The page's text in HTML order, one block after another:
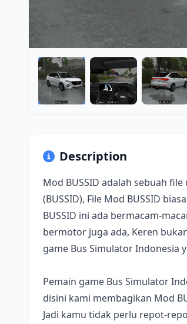
Description
Mod BUSSID adalah sebuah
(BUSSID), File Mod BUSSID
BUSSID ini ada bermacam-
bermotor juga ada, Keren
game Bus Simulator Indonesia
Pemain game Bus Simulator
disini kami membagikan Mod
Jadi kamu tidak perlu repot-